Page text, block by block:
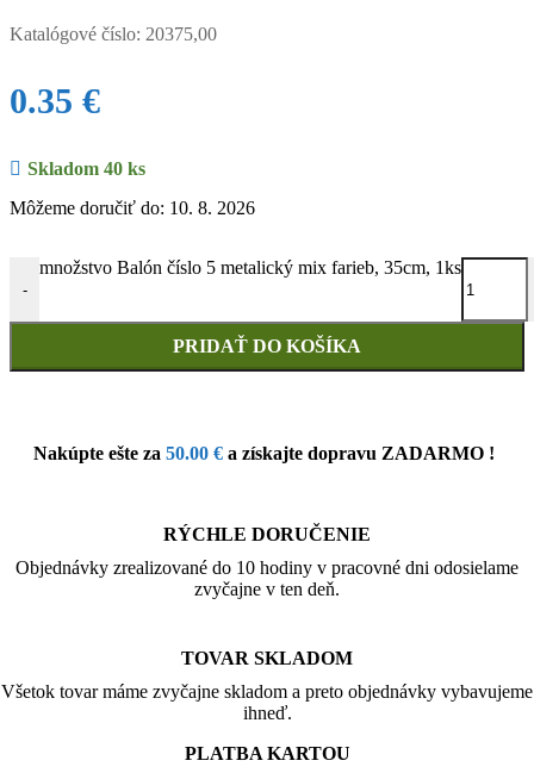
Katalógové číslo: 20375,00
0.35 €
Skladom 40 ks
Môžeme doručiť do: 10. 8. 2026
-
množstvo Balón číslo 5 metalický mix farieb, 35cm, 1ks
PRIDAŤ DO KOŠÍKA
Nakúpte ešte za 50.00 € a získajte dopravu ZADARMO !
RÝCHLE DORUČENIE
Objednávky zrealizované do 10 hodiny v pracovné dni odosielame
zvyčajne v ten deň.
TOVAR SKLADOM
Všetok tovar máme zvyčajne skladom a preto objednávky vybavujeme
ihneď.
PLATBA KARTOU